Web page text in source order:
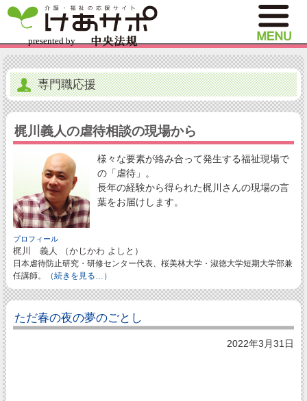
専門職応援
梶川義人の虐待相談の現場から
様々な要素が絡み合って発生する福祉現場で
の「虐待」。
長年の経験から得られた梶川さんの現場の言
葉をお届けします。
プロフィール
梶川 義人 （かじかわ よしと）
日本虐待防止研究・研修センター代表、桜美林大学・淑徳大学短期大学部兼
任講師。
（続きを見る…）
ただ春の夜の夢のごとし
2022年3月31日